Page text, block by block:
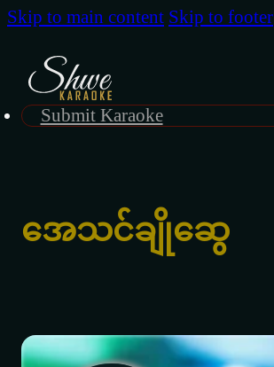
Skip to main content Skip to footer
Submit Karaoke
အေသင်ချိုဆွေ